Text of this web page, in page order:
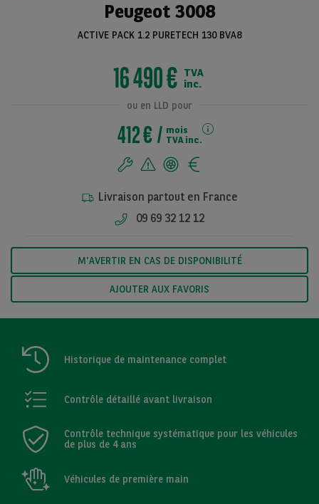
Peugeot 3008
ACTIVE PACK 1.2 PURETECH 130 BVA8
16 490 € TVA
inc.
ou en LLD pour
412 €
mois
TVA inc.
Livraison partout en France
09 69 32 12 12
M'AVERTIR EN CAS DE DISPONIBILITÉ
AJOUTER AUX FAVORIS
Historique de maintenance complet
Contrôle détaillé avant livraison
Contrôle technique systématique pour les véhicules
de plus de 4 ans
Véhicules de première main